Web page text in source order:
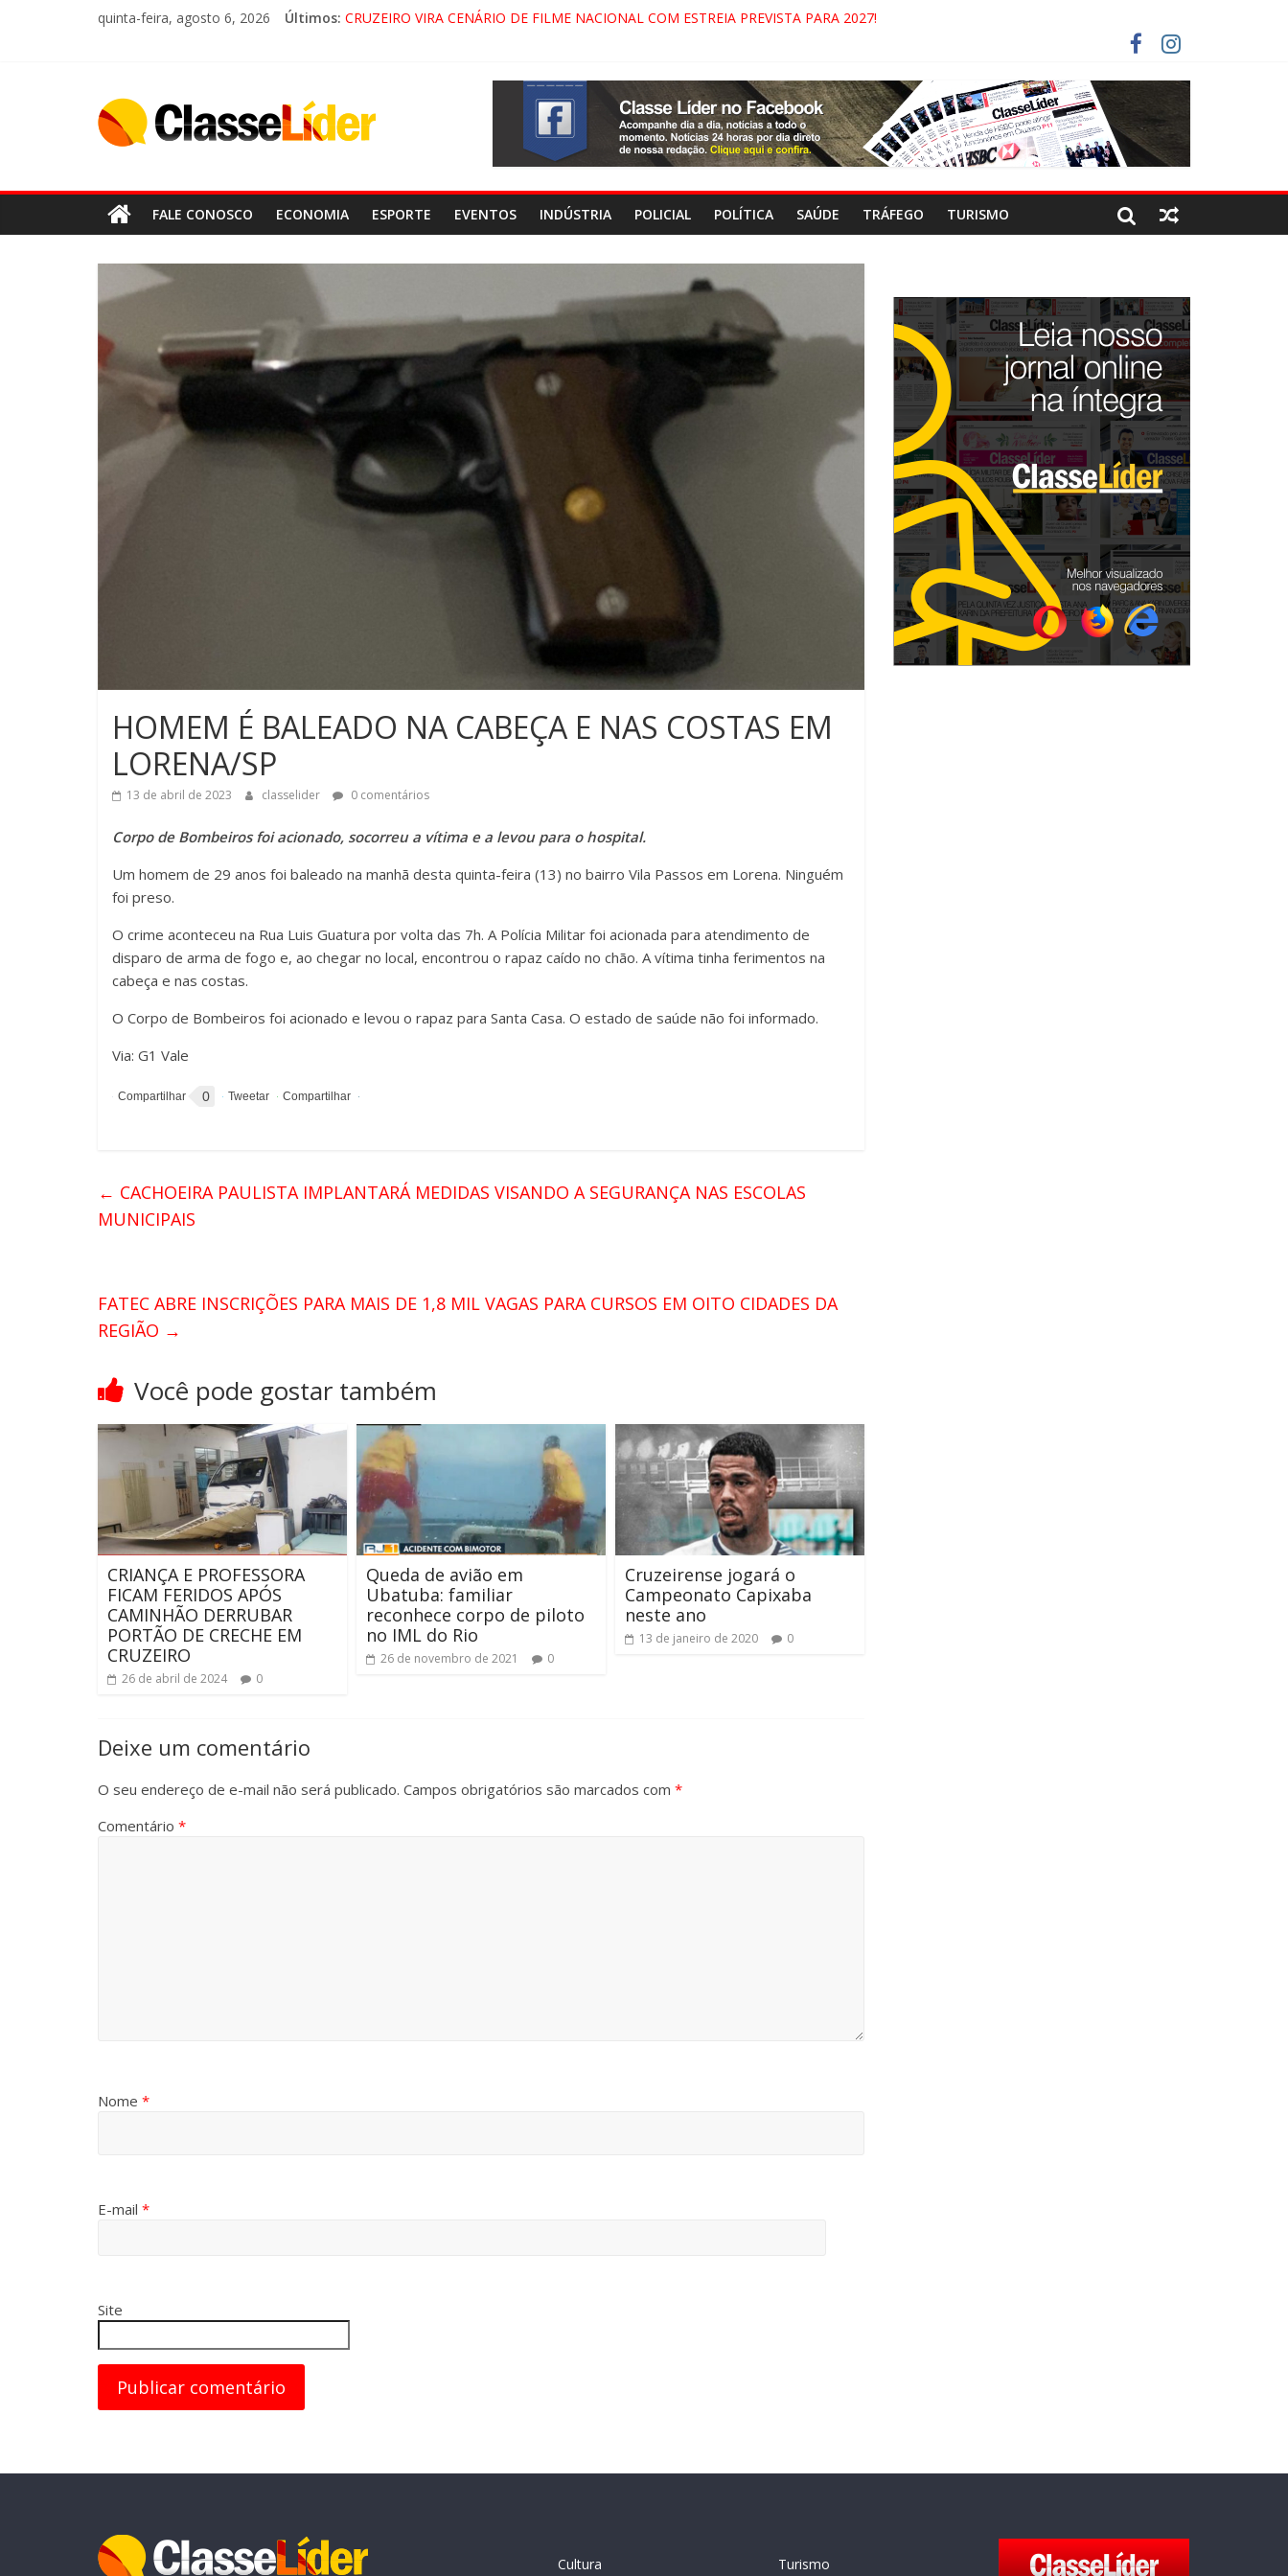
quinta-feira, agosto 6, 2026 Últimos: CRUZEIRO VIRA CENÁRIO DE FILME NACIONAL COM ESTREIA PREVISTA PARA 2027!
ACESSO À APARECIDA NA DUTRA SERÁ BLOQUEADO NO FIM DE SEMANA; MOTORISTAS DEVEM USAR ROTAS ALTERNATIVAS
LORENA, PINDAMONHANGABA E QUELUZ NA RETA FINAL PELA FÁBRICA DA COCA-COLA!
FALE CONOSCO ECONOMIA ESPORTE EVENTOS INDÚSTRIA POLICIAL POLÍTICA SAÚDE TRÁFEGO TURISMO
HOMEM É BALEADO NA CABEÇA E NAS COSTAS EM
LORENA/SP
13 de abril de 2023 classelider 0 comentários
Corpo de Bombeiros foi acionado, socorreu a vítima e a levou para o hospital.
Um homem de 29 anos foi baleado na manhã desta quinta-feira (13) no bairro Vila Passos em Lorena. Ninguém
foi preso.
O crime aconteceu na Rua Luis Guatura por volta das 7h. A Polícia Militar foi acionada para atendimento de
disparo de arma de fogo e, ao chegar no local, encontrou o rapaz caído no chão. A vítima tinha ferimentos na
cabeça e nas costas.
O Corpo de Bombeiros foi acionado e levou o rapaz para Santa Casa. O estado de saúde não foi informado.
Via: G1 Vale
0
← CACHOEIRA PAULISTA IMPLANTARÁ MEDIDAS VISANDO A SEGURANÇA NAS ESCOLAS
MUNICIPAIS
FATEC ABRE INSCRIÇÕES PARA MAIS DE 1,8 MIL VAGAS PARA CURSOS EM OITO CIDADES DA
REGIÃO →
Você pode gostar também
CRIANÇA E PROFESSORA
FICAM FERIDOS APÓS
CAMINHÃO DERRUBAR
PORTÃO DE CRECHE EM
CRUZEIRO
26 de abril de 2024 0
Queda de avião em
Ubatuba: familiar
reconhece corpo de piloto
no IML do Rio
26 de novembro de 2021 0
Cruzeirense jogará o
Campeonato Capixaba
neste ano
13 de janeiro de 2020 0
Deixe um comentário
O seu endereço de e-mail não será publicado. Campos obrigatórios são marcados com *
Comentário *
Nome *
E-mail *
Site
Cultura Turismo